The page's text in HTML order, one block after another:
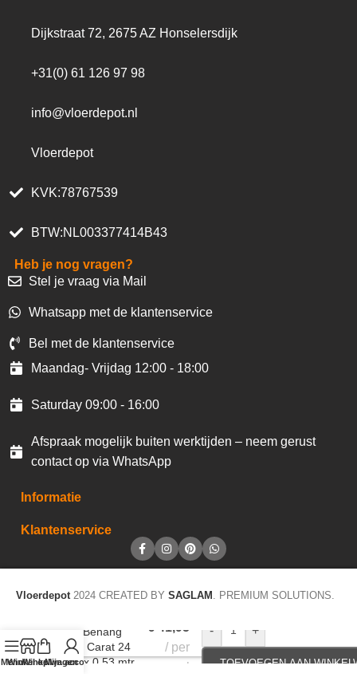
Dijkstraat 72, 2675 AZ Honselersdijk
+31(0) 61 126 97 98
info@vloerdepot.nl
Vloerdepot
KVK:78767539
BTW:NL003377414B43
Heb je nog vragen?
Stel je vraag via Mail
Whatsapp met de klantenservice
Bel met de klantenservice
Maandag- Vrijdag 12:00 - 18:00
Saturday 09:00 - 16:00
Afspraak mogelijk buiten werktijden – neem gerust
contact op via WhatsApp
Informatie
Klantenservice
Vloerdepot 2024 CREATED BY SAGLAM . PREMIUM SOLUTIONS.
Menu
Winkel op
Winkelwagen
Mijn account
JOKA Behang
20223 Carat 24
10,05 x 0,53 mtr
€41,95
per
rol
- +
TOEVOEGEN AAN